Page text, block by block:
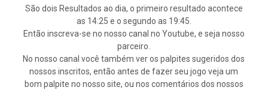
São dois Resultados ao dia, o primeiro resultado acontece
as 14:25 e o segundo as 19:45.
Então inscreva-se no nosso canal no Youtube, e seja nosso
parceiro.
No nosso canal você também ver os palpites sugeridos dos
nossos inscritos, então antes de fazer seu jogo veja um
bom palpite no nosso site, ou nos comentários dos nossos